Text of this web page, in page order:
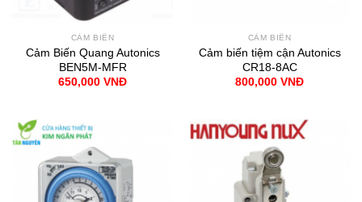
CẢM BIẾN
Cảm Biến Quang Autonics
BEN5M-MFR
650,000 VNĐ
CẢM BIẾN
Cảm biến tiệm cận Autonics
CR18-8AC
800,000 VNĐ